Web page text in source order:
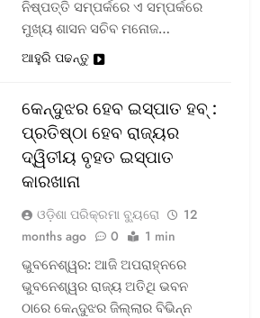
ନିଷ୍ପତ୍ତି ସମ୍ପର୍କରେ ଏ ସମ୍ପର୍କରେ
ମୁଖ୍ୟ ଶାସନ ସଚିବ ମନୋଜ…
ଆହୁରି ପଢନ୍ତୁ
କେନ୍ଦୁଝର ହେବ ଇସ୍ପାତ ହବ୍ :
ପ୍ରତିଷ୍ଠା ହେବ ରାଜ୍ୟର
ଦ୍ୱିତୀୟ ବୃହତ ଇସ୍ପାତ
କାରଖାନା
ଓଡ଼ିଶା ପରିକ୍ରମା ବ୍ୟୁରୋ
12
months ago
0 1 min
ଭୁବନେଶ୍ୱର: ଆଜି ଅପରାହ୍ନରେ
ଭୁବନେଶ୍ୱର ରାଜ୍ୟ ଅତିଥି ଭବନ
ଠାରେ କେନ୍ଦୁଝର ଜିଲ୍ଲାର ବିଭିନ୍ନ